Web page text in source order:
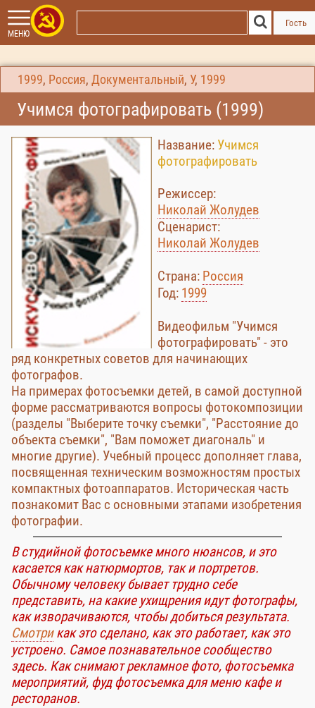
МЕНЮ
Гость
1999, Россия, Документальный, У, 1999
Учимся фотографировать (1999)
Название: Учимся
фотографировать
Режиссер:
Николай Жолудев
Сценарист:
Николай Жолудев
Страна: Россия
Год: 1999
Видеофильм "Учимся
фотографировать" - это
ряд конкретных советов для начинающих
фотографов.
На примерах фотосъемки детей, в самой доступной
форме рассматриваются вопросы фотокомпозиции
(разделы "Выберите точку съемки", "Расстояние до
объекта съемки", "Вам поможет диагональ" и
многие другие). Учебный процесс дополняет глава,
посвященная техническим возможностям простых
компактных фотоаппаратов. Историческая часть
познакомит Вас с основными этапами изобретения
фотографии.
В студийной фотосъемке много нюансов, и это
касается как натюрмортов, так и портретов.
Обычному человеку бывает трудно себе
представить, на какие ухищрения идут фотографы,
как изворачиваются, чтобы добиться результата.
Смотрикак это сделано, как это работает, как это
устроено. Самое познавательное сообщество
здесь. Как снимают рекламное фото, фотосъемка
мероприятий, фуд фотосъемка для меню кафе и
ресторанов.